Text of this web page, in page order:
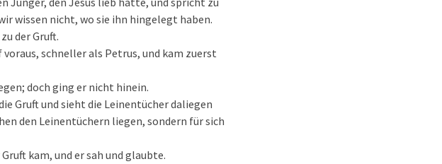
wissen nicht, wo sie ihn hingelegt haben.
der Gruft.
schneller als Petrus, und kam zuerst
doch ging er nicht hinein.
Gruft und sieht die Leinentücher daliegen
den Leinentüchern liegen, sondern für sich
kam, und er sah und glaubte.